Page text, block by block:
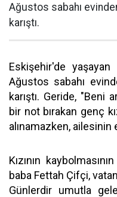
Ağustos sabahı
karıştı.
Eskişehir'de
Ağustos sabahı
karıştı. Geride, "Beni
bir not bırakan genç
alınamazken,
Kızının
baba Fettah Çifçi,
Günlerdir umutla